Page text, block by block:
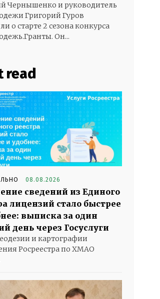
Чернышенко и руководитель
Григорий Гуров
о старте 2 сезона конкурса
Он...
read
08.08.2026
сведений из Единого
лицензий стало быстрее
выписка за один
день через Госуслуги
и картографии
Росреестра по ХМАО